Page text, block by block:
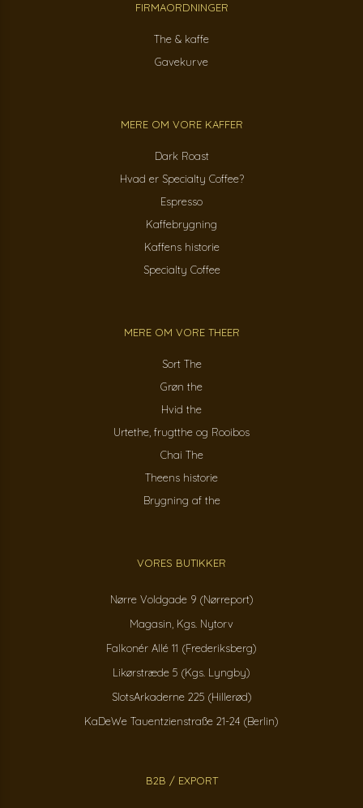
FIRMAORDNINGER
The & kaffe
Gavekurve
MERE OM VORE KAFFER
Dark Roast
Hvad er Specialty Coffee?
Espresso
Kaffebrygning
Kaffens historie
Specialty Coffee
MERE OM VORE THEER
Sort The
Grøn the
Hvid the
Urtethe, frugtthe og Rooibos
Chai The
Theens historie
Brygning af the
VORES BUTIKKER
Nørre Voldgade 9 (Nørreport)
Magasin, Kgs. Nytorv
Falkonér Allé 11 (Frederiksberg)
Likørstræde 5 (Kgs. Lyngby)
SlotsArkaderne 225 (Hillerød)
KaDeWe Tauentzienstraße 21-24 (Berlin)
B2B / EXPORT